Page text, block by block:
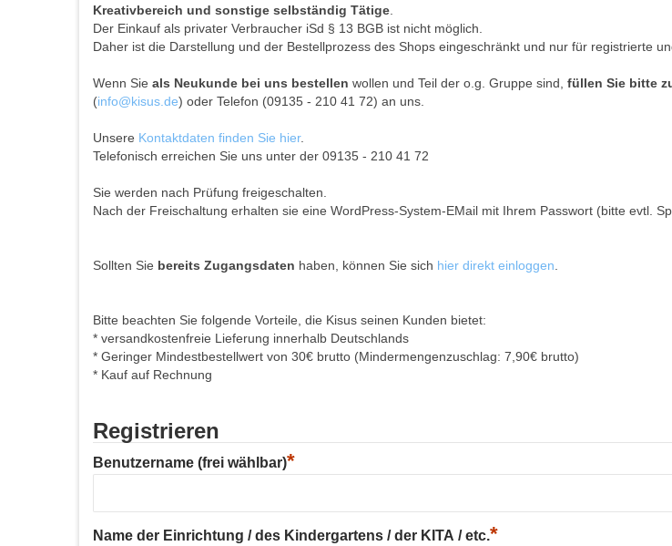
Kreativbereich und sonstige selbständig Tätige
Der Einkauf als privater Verbraucher iSd § 13 BGB ist nicht möglich.
Daher ist die Darstellung und der Bestellprozess des Shops eingeschränkt und nur für registrierte
Wenn Sie als Neukunde bei uns bestellen wollen und Teil der o.g. Gruppe sind, füllen Sie bitte
(info@kisus.de) oder Telefon (09135 - 210 41 72) an uns.
Unsere Kontaktdaten finden Sie hier.
Telefonisch erreichen Sie uns unter der 09135 - 210 41 72
Sie werden nach Prüfung freigeschalten.
Nach der Freischaltung erhalten sie eine WordPress-System-EMail mit Ihrem Passwort (bitte evtl.
Sollten Sie bereits Zugangsdaten haben, können Sie sich hier direkt einloggen
Bitte beachten Sie folgende Vorteile, die Kisus seinen Kunden bietet:
* versandkostenfreie Lieferung innerhalb Deutschlands
* Geringer Mindestbestellwert von 30€ brutto (Mindermengenzuschlag: 7,90€ brutto)
* Kauf auf Rechnung
Registrieren
Benutzername (frei wählbar)*
Name der Einrichtung / des Kindergartens / der KITA / etc.*